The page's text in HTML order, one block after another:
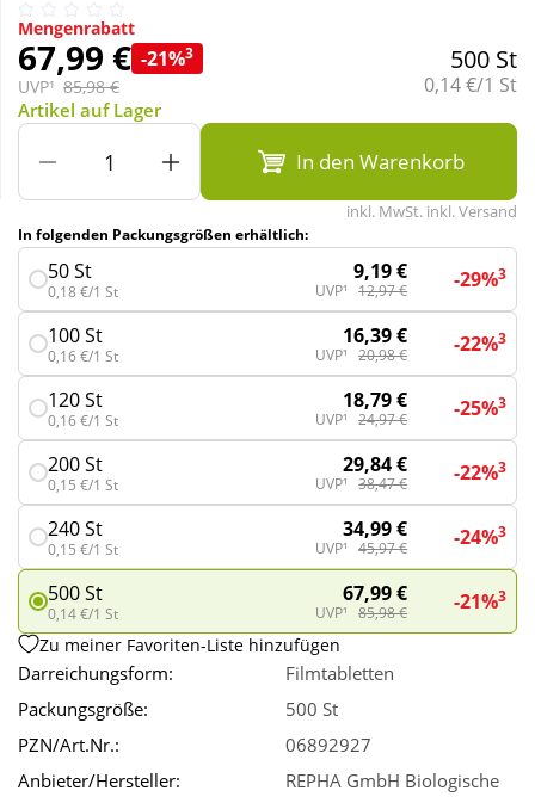
Sport & Fitness
Tierbedarf
Mengenrabatt
67,99 € -21%3
UVP¹ 85,98 €
500 St
Grundpreis:
0,14 €/1 St
Artikel auf Lager
In den Warenkorb
inkl. MwSt. inkl. Versand
In folgenden Packungsgrößen erhältlich:
50 St
0,18 €/1 St
9,19 €
UVP¹ 12,97 € -29%3
100 St
0,16 €/1 St
16,39 €
UVP¹ 20,98 € -22%3
120 St
0,16 €/1 St
18,79 €
UVP¹ 24,97 € -25%3
200 St
0,15 €/1 St
29,84 €
UVP¹ 38,47 € -22%3
240 St
0,15 €/1 St
34,99 €
UVP¹ 45,97 € -24%3
500 St
0,14 €/1 St
67,99 €
UVP¹ 85,98 € -21%3
Zu meiner Favoriten-Liste hinzufügen
Darreichungsform:
Filmtabletten
Packungsgröße:
500 St
PZN/Art.Nr.:
06892927
Anbieter/Hersteller:
REPHA GmbH Biologische